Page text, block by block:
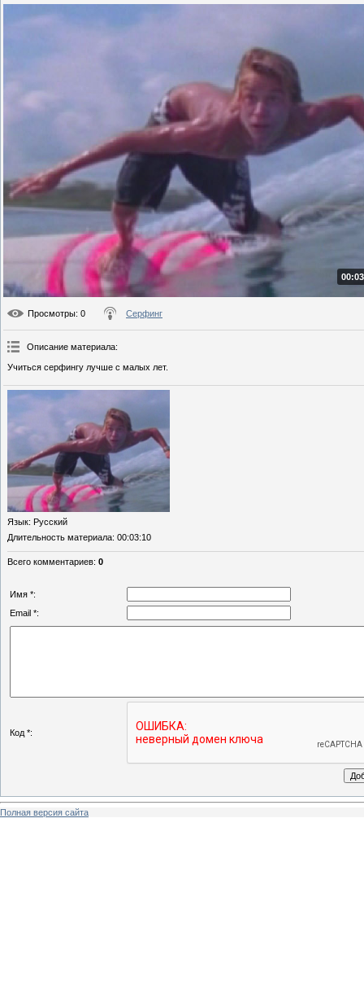
Просмотры: 0 Серфинг
Описание материала:
Учиться серфингу лучше с малых лет.
Язык: Русский
Длительность материала: 00:03:10
Всего комментариев: 0
Имя *:
Email *:
Код *:
Полная версия сайта